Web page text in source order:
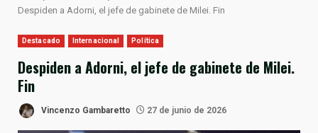
Despiden a Adorni, el jefe de gabinete de Milei. Fin
Destacado Internacional Política
Despiden a Adorni, el jefe de gabinete de Milei.
Fin
Vincenzo Gambaretto 27 de junio de 2026